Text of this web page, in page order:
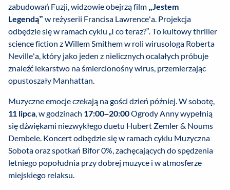
zabudowań Fuzji, widzowie obejrzą film „Jestem
Legendą” w reżyserii Francisa Lawrence'a. Projekcja
odbędzie się w ramach cyklu „I co teraz?”. To kultowy thriller
science fiction z Willem Smithem w roli wirusologa Roberta
Neville'a, który jako jeden z nielicznych ocalałych próbuje
znaleźć lekarstwo na śmiercionośny wirus, przemierzając
opustoszały Manhattan.
Muzyczne emocje czekają na gości dzień później. W sobotę,
11 lipca, w godzinach 17:00–20:00Ogrody Anny wypełnią
się dźwiękami niezwykłego duetu Hubert Zemler & Noums
Dembele. Koncert odbędzie się w ramach cyklu Muzyczna
Sobota oraz spotkań Bifor 0%, zachęcających do spędzenia
letniego popołudnia przy dobrej muzyce i w atmosferze
miejskiego relaksu.